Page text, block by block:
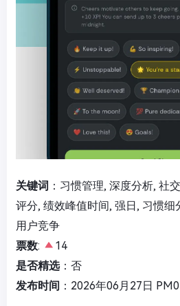
关键词 ：习惯管理, 深度分析, 社
评分, 绩效峰值时间, 强日, 习惯细
用户竞争
票数:
14
是否精选：否
发布时间 ：2026年06月27日